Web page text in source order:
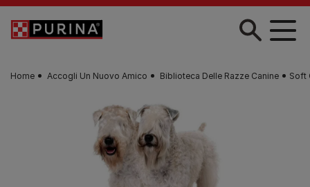
Skip to main content
Home Accogli Un Nuovo Amico Biblioteca Delle Razze Canine Soft